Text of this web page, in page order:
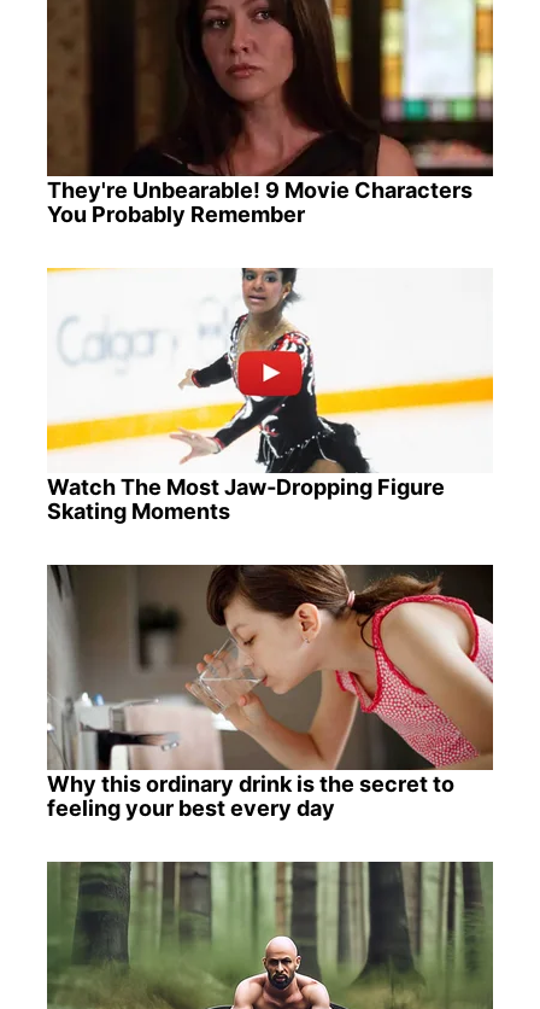
They're Unbearable! 9 Movie Characters
You Probably Remember
Watch The Most Jaw‑Dropping Figure
Skating Moments
Why this ordinary drink is the secret to
feeling your best every day